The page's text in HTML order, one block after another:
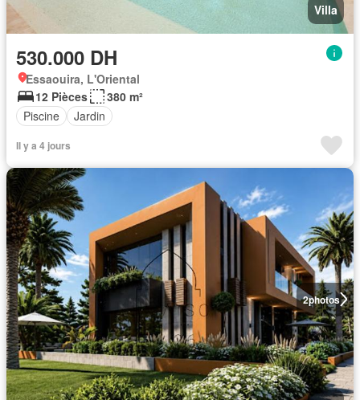
Villa
530.000 DH
Essaouira, L'Oriental
12 Pièces
380 m²
Piscine
Jardin
Il y a 4 jours
2photos